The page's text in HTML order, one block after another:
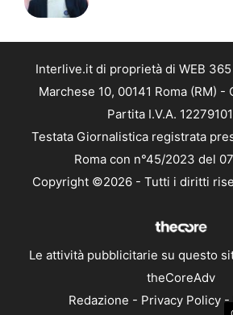
Interlive.it di proprietà di WEB
Marchese 10, 00141 Roma (RM) -
Partita I.V.A.
Testata Giornalistica registrata
Roma con n°45/2023 del
Copyright ©2026 - Tutti i diritti
Le attività pubblicitarie su questo
theCoreAdv
Redazione - Privacy Policy-